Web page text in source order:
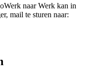
naar Werk kan in
mail te sturen naar: